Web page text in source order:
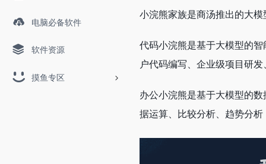
电脑必备软件
软件资源
摸鱼专区
小浣熊家族是商汤推出的大
代码小浣熊是基于大模型的
户代码编写、企业级项目研
办公小浣熊是基于大模型的
据运算、比较分析、趋势分